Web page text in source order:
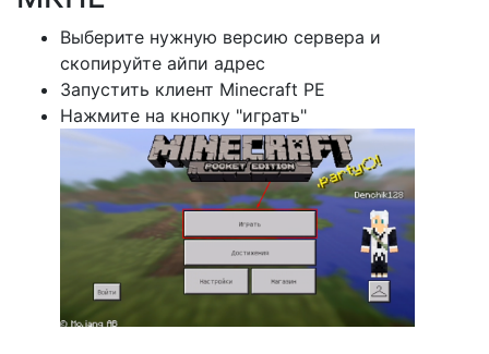
Выберите нужную версию сервера и
скопируйте айпи адрес
Запустить клиент Minecraft PE
Нажмите на кнопку "играть"